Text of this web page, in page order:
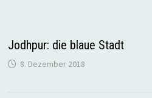
Jodhpur: die blaue Stadt
8. Dezember 2018